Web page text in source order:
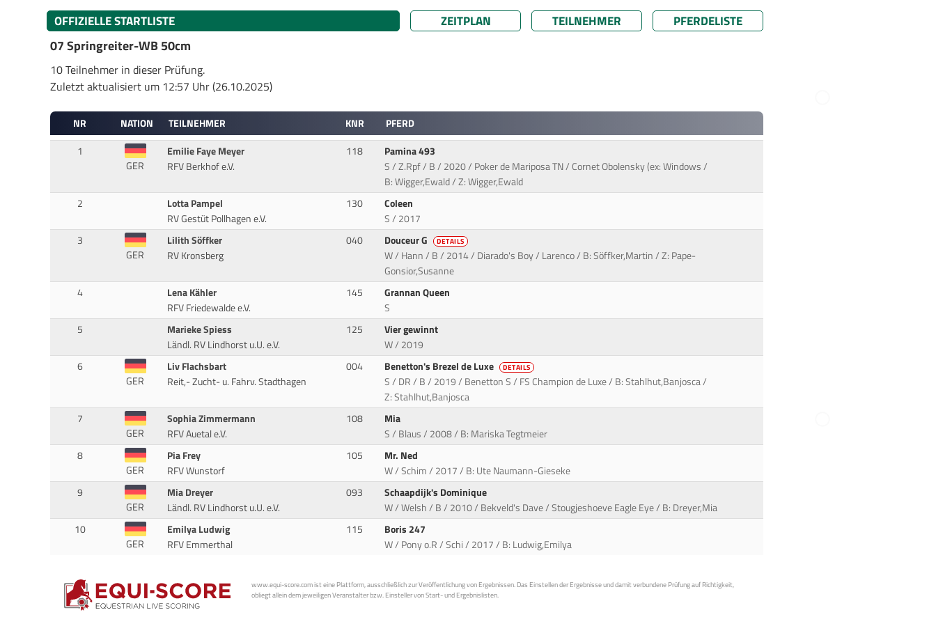
OFFIZIELLE STARTLISTE ZEITPLAN TEILNEHMER
PFERDELISTE
07 Springreiter-WB 50cm
10 Teilnehmer in dieser Prüfung.
Zuletzt aktualisiert um 12:57 Uhr (26.10.2025)
NR NATION TEILNEHMER KNR
PFERD
1
GER
Emilie Faye Meyer
RFV Berkhof e.V.
118
Pamina 493
S / Z.Rpf / B / 2020 / Poker de Mariposa TN / Cornet Obolensky (ex: Windows /
B: Wigger,Ewald / Z: Wigger,Ewald
2
Lotta Pampel
RV Gestüt Pollhagen e.V.
130
Coleen
S / 2017
3
GER
Lilith Söffker
RV Kronsberg
040 Douceur G DETAILS
W / Hann / B / 2014 / Diarado's Boy / Larenco / B: Söffker,Martin / Z: Pape-
Gonsior,Susanne
4
Lena Kähler
RFV Friedewalde e.V.
145
Grannan Queen
S
5
Marieke Spiess
Ländl. RV Lindhorst u.U. e.V.
125
Vier gewinnt
W / 2019
6
GER
Liv Flachsbart
Reit,- Zucht- u. Fahrv. Stadthagen
004 Benetton's Brezel de Luxe DETAILS
S / DR / B / 2019 / Benetton S / FS Champion de Luxe / B: Stahlhut,Banjosca /
Z: Stahlhut,Banjosca
7
GER
Sophia Zimmermann
RFV Auetal e.V.
108
Mia
S / Blaus / 2008 / B: Mariska Tegtmeier
8
GER
Pia Frey
RFV Wunstorf
105
Mr. Ned
W / Schim / 2017 / B: Ute Naumann-Gieseke
9
GER
Mia Dreyer
Ländl. RV Lindhorst u.U. e.V.
093
Schaapdijk's Dominique
W / Welsh / B / 2010 / Bekveld's Dave / Stougjeshoeve Eagle Eye / B: Dreyer,Mia
10
GER
Emilya Ludwig
RFV Emmerthal
115
Boris 247
W / Pony o.R / Schi / 2017 / B: Ludwig,Emilya
www.equi-score.com ist eine Plattform, ausschließlich zur Veröffentlichung von Ergebnissen. Das Einstellen der Ergebnisse und damit verbundene Prüfung auf Richtigkeit,
obliegt allein dem jeweiligen Veranstalter bzw. Einsteller von Start- und Ergebnislisten.